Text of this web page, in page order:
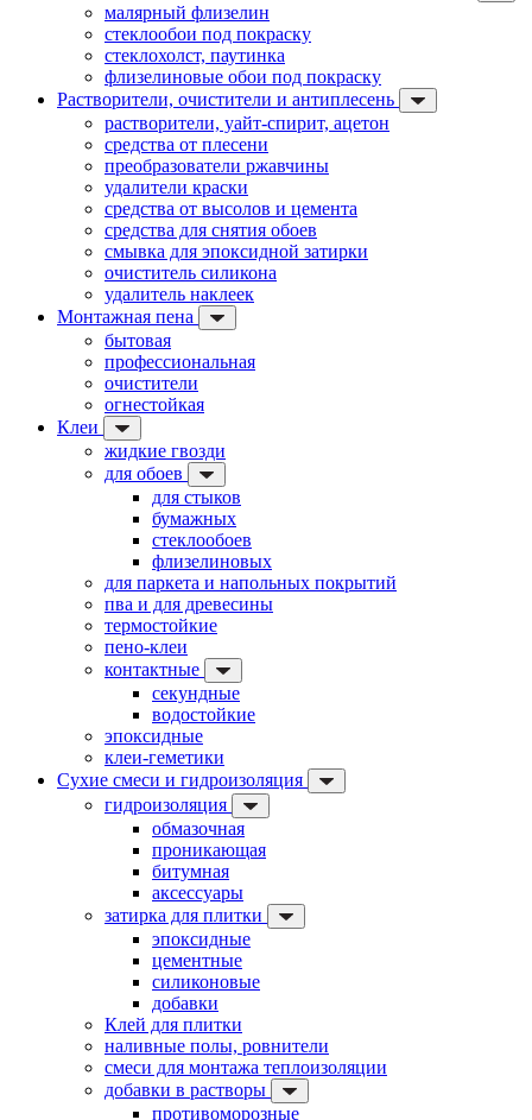
малярный флизелин
стеклообои под покраску
стеклохолст, паутинка
флизелиновые обои под покраску
Растворители, очистители и антиплесень
растворители, уайт-спирит, ацетон
средства от плесени
преобразователи ржавчины
удалители краски
средства от высолов и цемента
средства для снятия обоев
смывка для эпоксидной затирки
очиститель силикона
удалитель наклеек
Монтажная пена
бытовая
профессиональная
очистители
огнестойкая
Клеи
жидкие гвозди
для обоев
для стыков
бумажных
стеклообоев
флизелиновых
для паркета и напольных покрытий
пва и для древесины
термостойкие
пено-клеи
контактные
секундные
водостойкие
эпоксидные
клеи-геметики
Сухие смеси и гидроизоляция
гидроизоляция
обмазочная
проникающая
битумная
аксессуары
затирка для плитки
эпоксидные
цементные
силиконовые
добавки
Клей для плитки
наливные полы, ровнители
смеси для монтажа теплоизоляции
добавки в растворы
противоморозные